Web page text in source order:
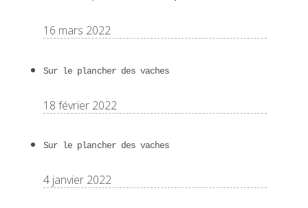
16 mars 2022
Sur le plancher des vaches
18 février 2022
Sur le plancher des vaches
4 janvier 2022